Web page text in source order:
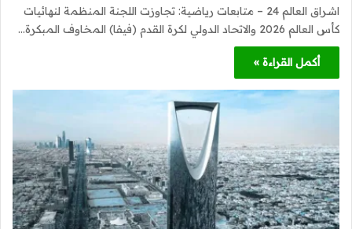
اشراق العالم 24 – متابعات رياضية: تجاوزت اللجنة المنظمة لنهائيات
كأس العالم 2026 والاتحاد الدولي لكرة القدم (فيفا) المخاوف المبكرة…
أكمل القراءة »